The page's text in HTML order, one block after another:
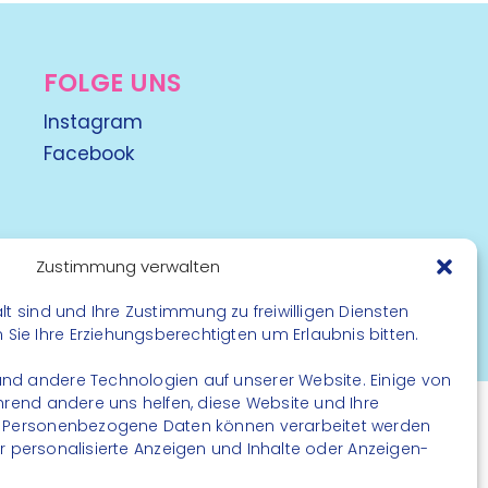
Zustimmung verwalten
sind und Ihre Zustimmung zu freiwilligen Diensten
Ihre Erziehungsberechtigten um Erlaubnis bitten.
andere Technologien auf unserer Website. Einige von
andere uns helfen, diese Website und Ihre
Daten können verarbeitet werden
personalisierte Anzeigen und Inhalte oder Anzeigen-
FOLGE UNS
Instagram
Facebook